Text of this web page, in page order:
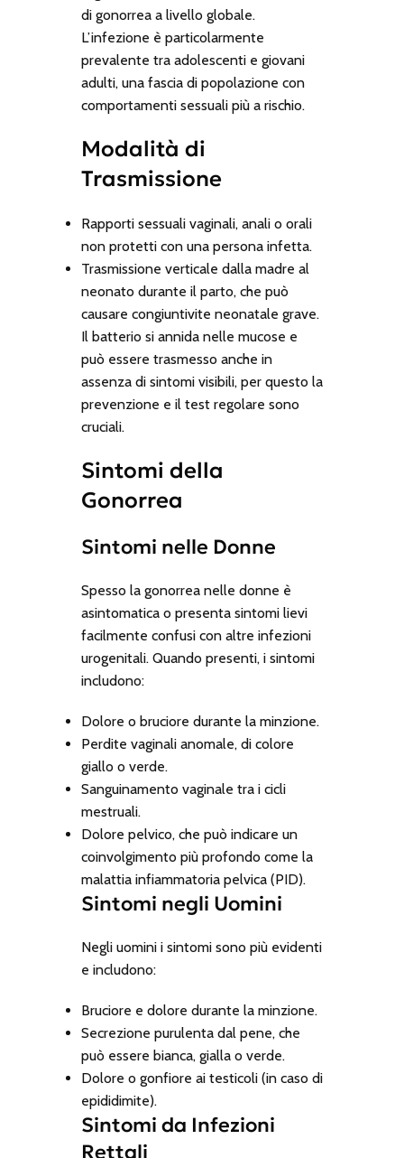
di gonorrea a livello globale.
L’infezione è particolarmente
prevalente tra adolescenti e giovani
adulti, una fascia di popolazione con
comportamenti sessuali più a rischio.
Modalità di
Trasmissione
Rapporti sessuali vaginali, anali o orali
non protetti con una persona infetta.
Trasmissione verticale dalla madre al
neonato durante il parto, che può
causare congiuntivite neonatale grave.
Il batterio si annida nelle mucose e
può essere trasmesso anche in
assenza di sintomi visibili, per questo la
prevenzione e il test regolare sono
cruciali.
Sintomi della
Gonorrea
Sintomi nelle Donne
Spesso la gonorrea nelle donne è
asintomatica o presenta sintomi lievi
facilmente confusi con altre infezioni
urogenitali. Quando presenti, i sintomi
includono:
Dolore o bruciore durante la minzione.
Perdite vaginali anomale, di colore
giallo o verde.
Sanguinamento vaginale tra i cicli
mestruali.
Dolore pelvico, che può indicare un
coinvolgimento più profondo come la
malattia infiammatoria pelvica (PID).
Sintomi negli Uomini
Negli uomini i sintomi sono più evidenti
e includono:
Bruciore e dolore durante la minzione.
Secrezione purulenta dal pene, che
può essere bianca, gialla o verde.
Dolore o gonfiore ai testicoli (in caso di
epididimite).
Sintomi da Infezioni
Rettali